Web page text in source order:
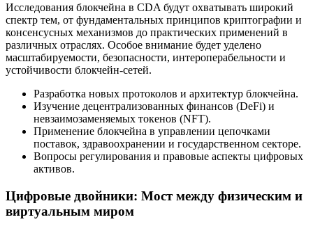
Исследования блокчейна в CDA будут охватывать широкий
спектр тем, от фундаментальных принципов криптографии и
консенсусных механизмов до практических применений в
различных отраслях. Особое внимание будет уделено
масштабируемости, безопасности, интероперабельности и
устойчивости блокчейн-сетей.
Разработка новых протоколов и архитектур блокчейна.
Изучение децентрализованных финансов (DeFi) и
невзаимозаменяемых токенов (NFT).
Применение блокчейна в управлении цепочками
поставок, здравоохранении и государственном секторе.
Вопросы регулирования и правовые аспекты цифровых
активов.
Цифровые двойники: Мост между физическим и
виртуальным миром